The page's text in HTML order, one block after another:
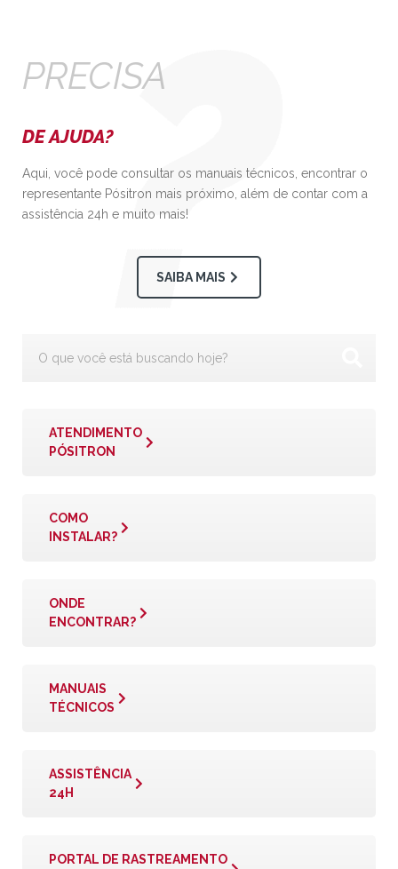
PRECISA
DE AJUDA?
Aqui, você pode consultar os manuais técnicos, encontrar o
representante Pósitron mais próximo, além de contar com a
assistência 24h e muito mais!
SAIBA MAIS
ATENDIMENTO
PÓSITRON
COMO
INSTALAR?
ONDE
ENCONTRAR?
MANUAIS
TÉCNICOS
ASSISTÊNCIA
24H
PORTAL DE RASTREAMENTO